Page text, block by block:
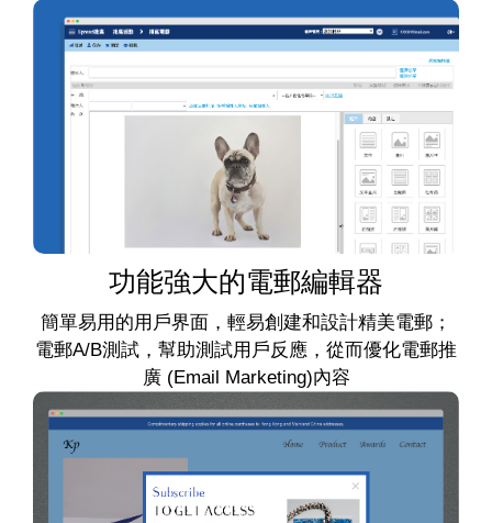
功能強大的電郵編輯器
簡單易用的用戶界面，輕易創建和設計精美電郵；
電郵A/B測試，幫助測試用戶反應，從而優化電郵推
廣 (Email Marketing)內容